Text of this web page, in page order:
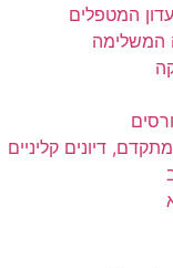
המטפלים
המשלימה
דיונים קליניים